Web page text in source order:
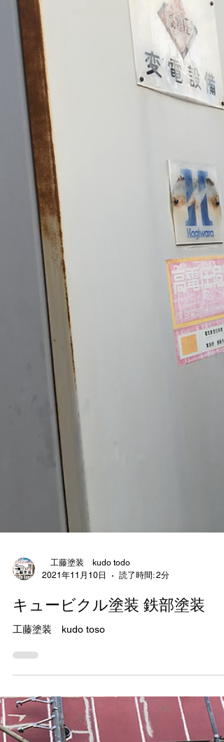
雨漏りに強い家作りに一塗一心お守り致します🏡
お客様の家は美しく輝かせ蘇らせるそれこそが望
みで大好きです🌈 自分の家のように塗心、彩り
作品 相談価格、低コストで質と情熱を❤️‍🔥 営業ト
クは得意じゃありませんが お客様のご要望を丁
にお聞きし、長持ちする美しい真面目な最高の塗
装をお届けします🏡🌈 工藤塗装では #外壁4回
り 下地が大事 1回目 #サービス 建物も共に年
とります。 壁のひび割れや傷を放っておくと雨
りや腐食の原因になり後々になってから下地の補
修工事が多く必要になり、出費がかさみます 塗
は外観を美しくするだけでなく、腐食の進行を止
めご自宅を守る役割があります。 一度ご自宅の
観を見て分からない事があれば、お気軽にご連絡
ください🏡 ご相談無料です🌈...
工藤塗装 kudo todo
2021年11月10日
読了時間: 2分